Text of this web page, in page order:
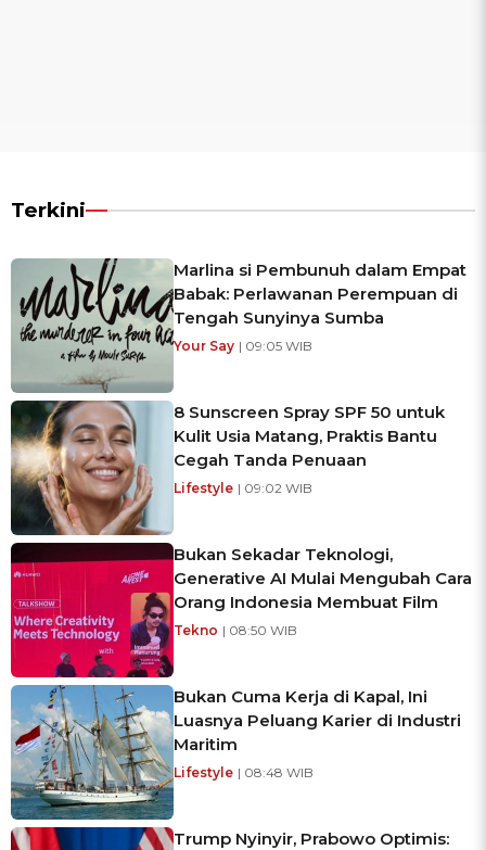
Terkini
Marlina si Pembunuh dalam Empat
Babak: Perlawanan Perempuan di
Tengah Sunyinya Sumba
Your Say | 09:05 WIB
8 Sunscreen Spray SPF 50 untuk
Kulit Usia Matang, Praktis Bantu
Cegah Tanda Penuaan
Lifestyle | 09:02 WIB
Bukan Sekadar Teknologi,
Generative AI Mulai Mengubah Cara
Orang Indonesia Membuat Film
Tekno | 08:50 WIB
Bukan Cuma Kerja di Kapal, Ini
Luasnya Peluang Karier di Industri
Maritim
Lifestyle | 08:48 WIB
Trump Nyinyir, Prabowo Optimis: